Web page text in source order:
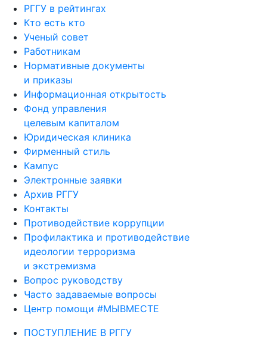
РГГУ в рейтингах
Кто есть кто
Ученый совет
Работникам
Нормативные документы
и приказы
Информационная открытость
Фонд управления
целевым капиталом
Юридическая клиника
Фирменный стиль
Кампус
Электронные заявки
Архив РГГУ
Контакты
Противодействие коррупции
Профилактика и противодействие
идеологии терроризма
и экстремизма
Вопрос руководству
Часто задаваемые вопросы
Центр помощи #МЫВМЕСТЕ
ПОСТУПЛЕНИЕ В РГГУ